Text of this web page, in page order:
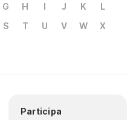
G H I J K
L
S T U V W
X
Participa